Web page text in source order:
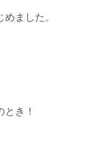
ました。
き！